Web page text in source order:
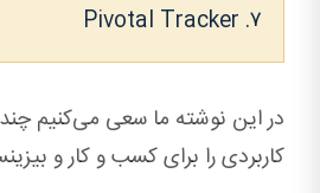
۷. Pivotal Tracker
در این نوشته ما سعی می‌کنیم چند
کاربردی را برای کسب و کار و